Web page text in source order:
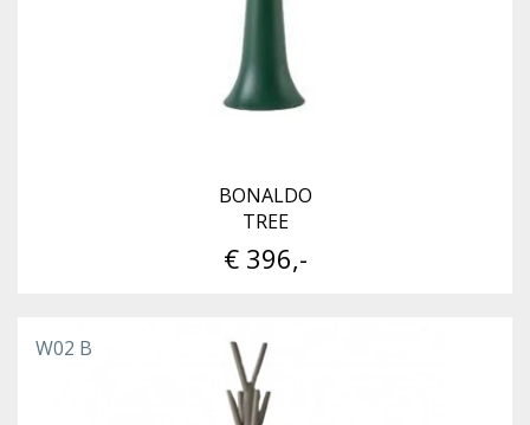
BONALDO
TREE
€ 396,-
W02 B